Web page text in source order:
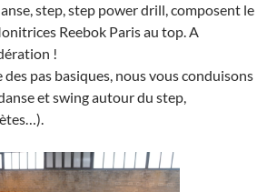
step, step power drill, composent le
Reebok Paris au top. A
!
des pas basiques, nous vous conduisons
et swing autour du step,